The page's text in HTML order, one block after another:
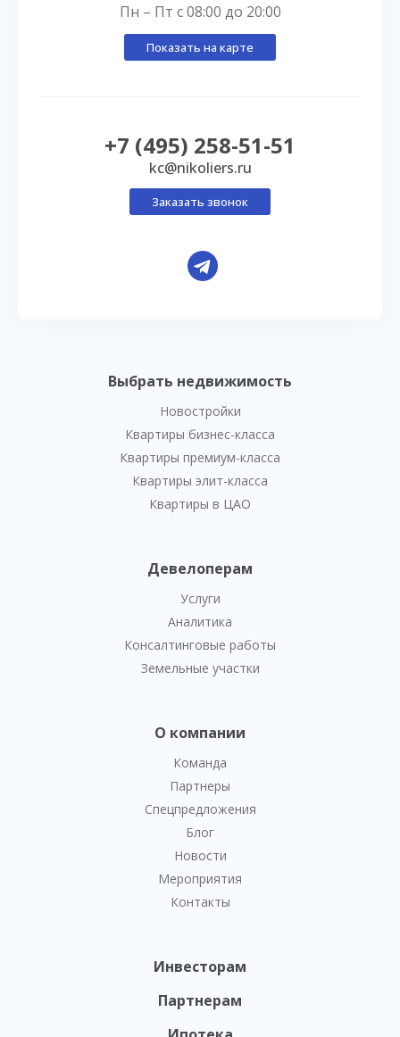
Выбрать недвижимость
Новостройки
Квартиры бизнес-класса
Квартиры премиум-класса
Квартиры элит-класса
Квартиры в ЦАО
Девелоперам
Услуги
Аналитика
Консалтинговые работы
Земельные участки
О компании
Команда
Партнеры
Спецпредложения
Блог
Новости
Мероприятия
Контакты
Инвесторам
Партнерам
Пн – Пт с 08:00 до 20:00
Показать на карте
+7 (495) 258-51-51
kc@nikoliers.ru
Заказать звонок